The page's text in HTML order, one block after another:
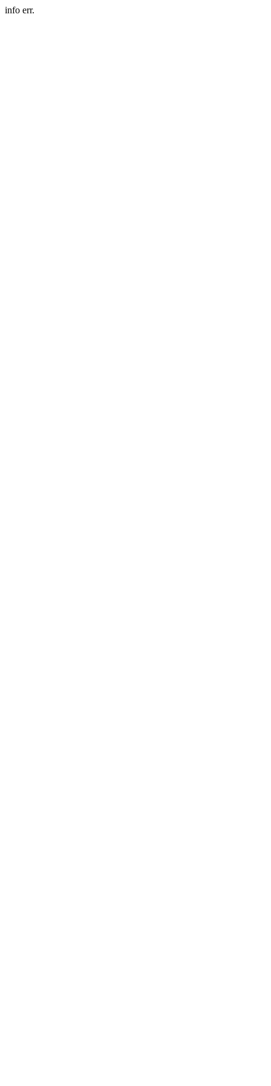
info err.